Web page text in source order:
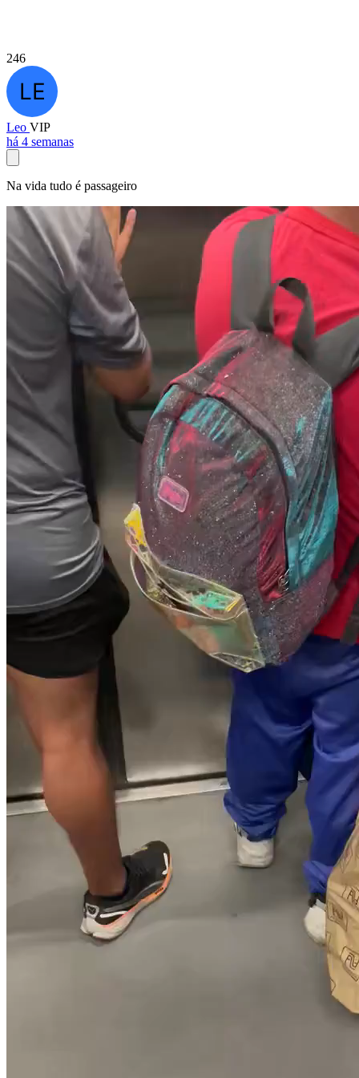
246
Leo VIP
há 4 semanas
Na vida tudo é passageiro